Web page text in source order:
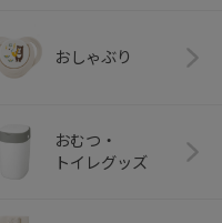
おしゃぶり
おむつ・
トイレグッズ